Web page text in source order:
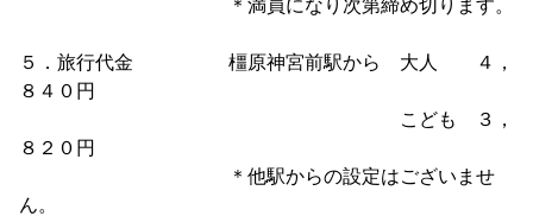
＊満員になり次第締め切ります。
５．旅行代金 橿原神宮前駅から 大人 ４，
８４０円
こども ３，
８２０円
＊他駅からの設定はございませ
ん。